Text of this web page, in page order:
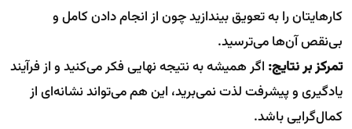
کارهایتان را به تعویق بیندازید چون از انجام دادن کامل و
بی‌نقص آن‌ها می‌ترسید.
تمرکز بر نتایج: اگر همیشه به نتیجه نهایی فکر می‌کنید و از فرآیند
یادگیری و پیشرفت لذت نمی‌برید، این هم می‌تواند نشانه‌ای از
کمال‌گرایی باشد.